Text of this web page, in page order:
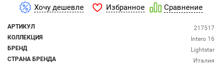
Хочу дешевле Избранное Сравнение
АРТИКУЛ
217517
КОЛЛЕКЦИЯ
Intero 16
БРЕНД
Lightstar
СТРАНА БРЕНДА
Италия